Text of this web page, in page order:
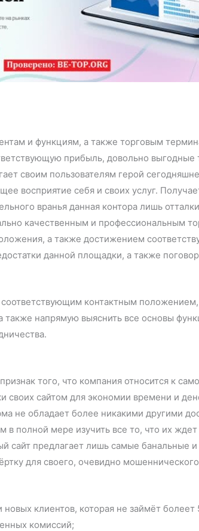
и функциям, а также торговым
прибыль, довольно выгодные
своим пользователям герой
восприятие себя и своих услуг.
вранья данная контора лишь
качественным и профессиональным
а также достижением
данной площадки, а также
контактным
напрямую выяснить все основы
того, что компания относится к
своих сайтом для экономии времени и
не обладает более никакими другими
полной мере изучить все то, что их
сайт предлагает лишь самые
для своего, очевидно
клиентов, которая не займёт болеет
комиссий;